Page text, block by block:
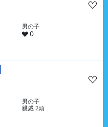
男の子
0
男の子
親戚 2頭